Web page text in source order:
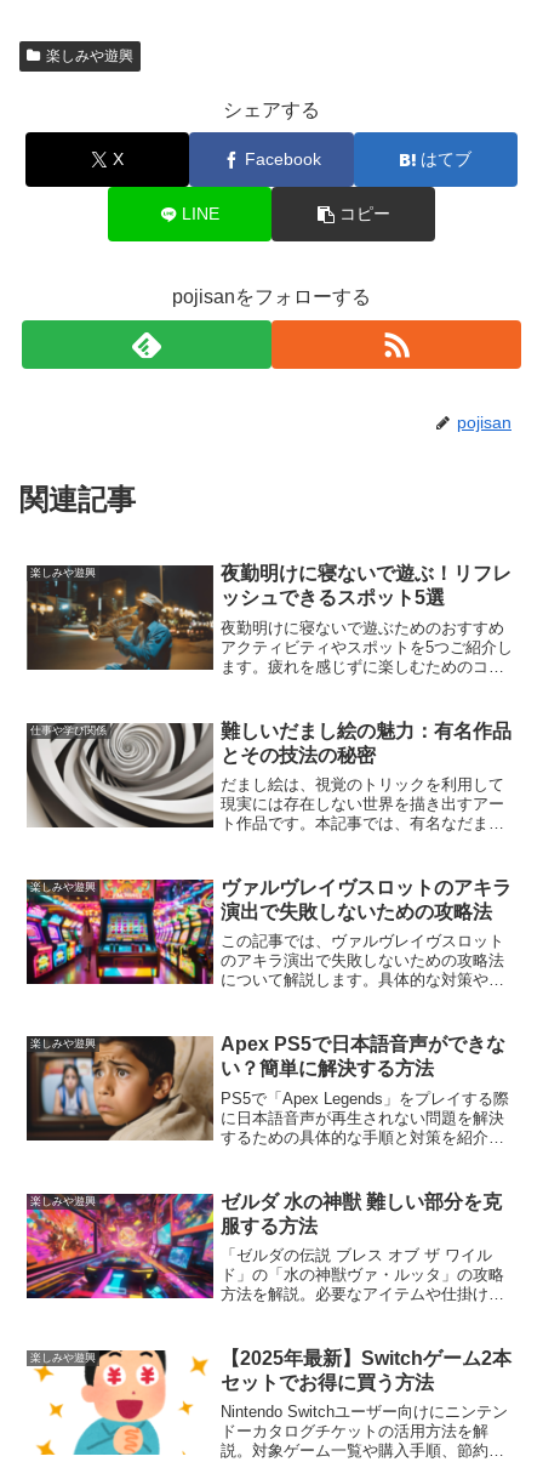
楽しみや遊興
シェアする
X Facebook はてブ
LINE コピー
pojisanをフォローする
pojisan
関連記事
楽しみや遊興
夜勤明けに寝ないで遊ぶ！リフレ
ッシュできるスポット5選
夜勤明けに寝ないで遊ぶためのおすすめ
アクティビティやスポットを5つご紹介し
ます。疲れを感じずに楽しむためのコツ
します。夜勤明けでも元気に過ごせる方
法をぜひ参考にしてみてください。
仕事や学び関係
難しいだまし絵の魅力：有名作品
とその技法の秘密
だまし絵は、視覚のトリックを利用して
現実には存在しない世界を描き出すアー
ト作品です。本記事では、有名なだまし
の巨匠たちの作品を通じて、だまし絵の
魅力とその効果を探ります。
楽しみや遊興
ヴァルヴレイヴスロットのアキラ
演出で失敗しないための攻略法
この記事では、ヴァルヴレイヴスロット
のアキラ演出で失敗しないための攻略法
について解説します。具体的な対策や勝
います。
楽しみや遊興
Apex PS5で日本語音声ができな
い？簡単に解決する方法
PS5で「Apex Legends」をプレイする際
に日本語音声が再生されない問題を解決
するための具体的な手順と対策を紹介し
最大限に楽しむための情報を提供しま
す。
楽しみや遊興
ゼルダ 水の神獣 難しい部分を克
服する方法
「ゼルダの伝説 ブレス オブ ザ ワイル
ド」の「水の神獣ヴァ・ルッタ」の攻略
方法を解説。必要なアイテムや仕掛けの
します。
楽しみや遊興
【2025年最新】Switchゲーム2本
セットでお得に買う方法
Nintendo Switchユーザー向けにニンテン
ドーカタログチケットの活用方法を解
説。対象ゲーム一覧や購入手順、節約の